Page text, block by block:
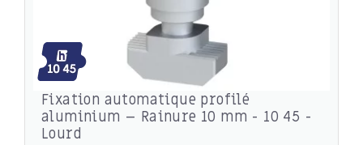
Fixation automatique profilé
aluminium – Rainure 10 mm - 10 45 -
Lourd